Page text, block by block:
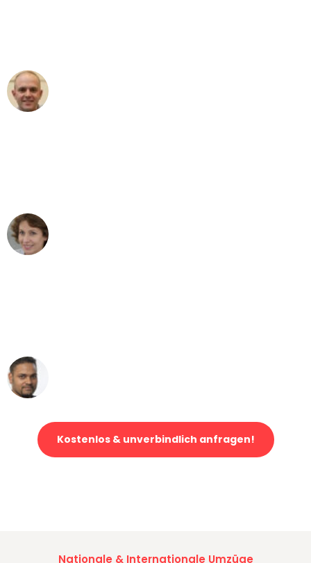
Kostenlos & unverbindlich anfragen!
Nationale & Internationale Umzüge